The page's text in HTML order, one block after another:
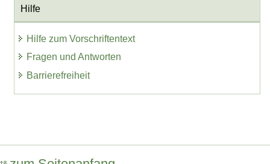
Hilfe
Hilfe zum Vorschriftentext
Fragen und Antworten
Barrierefreiheit